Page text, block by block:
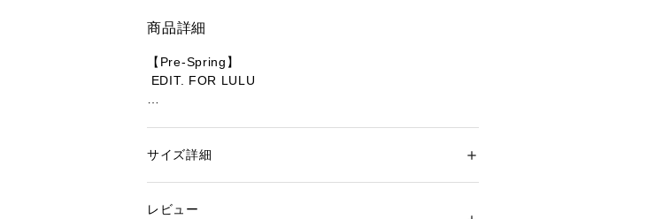
商品詳細
【Pre-Spring】
EDIT. FOR LULU
14.3マイクロンという、カシミヤより細い羊毛を使用し
全羊毛の0.1%程と言われている程の貴重な羊毛です。
性別：レディース
洗濯：本体:手洗い可能、色あせ、毛羽立ち・毛玉
サイズ詳細
レビュー